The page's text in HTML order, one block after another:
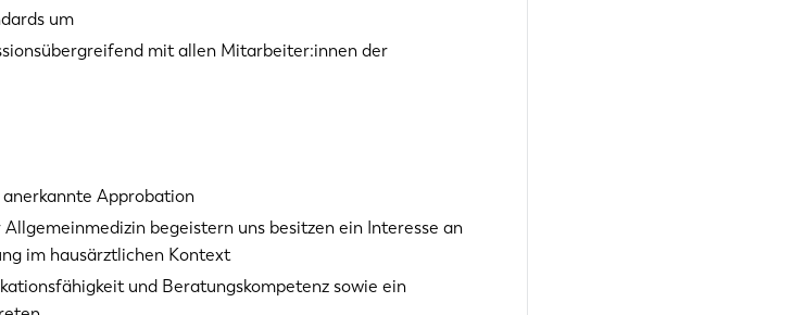
um
mit allen Mitarbeiter:innen der
Approbation
begeistern uns besitzen ein Interesse an
im hausärztlichen Kontext
und Beratungskompetenz sowie ein